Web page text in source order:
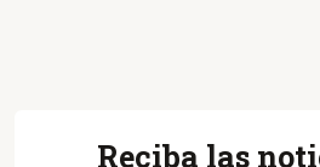
Reciba las